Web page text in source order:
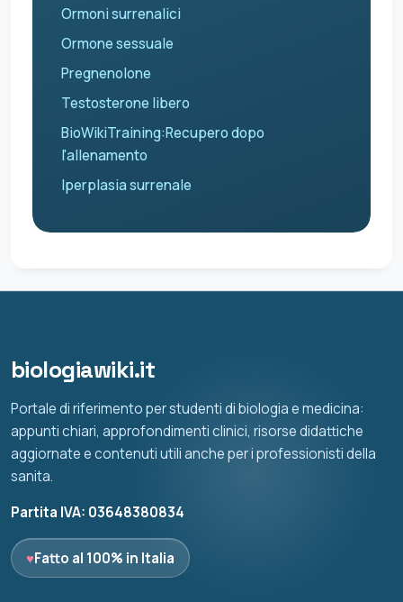
Ormoni surrenalici
Ormone sessuale
Pregnenolone
Testosterone libero
BioWikiTraining:Recupero dopo
l'allenamento
Iperplasia surrenale
biologiawiki.it
Portale di riferimento per studenti di biologia e medicina:
appunti chiari, approfondimenti clinici, risorse didattiche
aggiornate e contenuti utili anche per i professionisti della
sanita.
Partita IVA: 03648380834
♥Fatto al 100% in Italia